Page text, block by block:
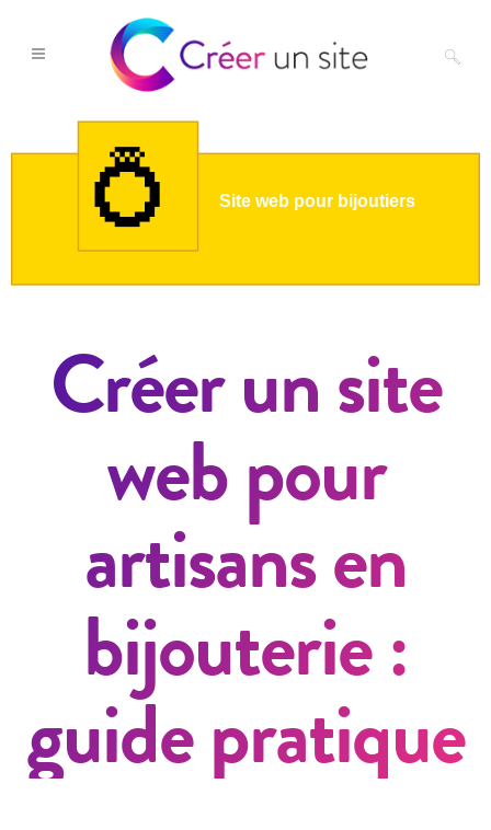
Créer un site
web pour
artisans en
bijouterie :
guide pratique